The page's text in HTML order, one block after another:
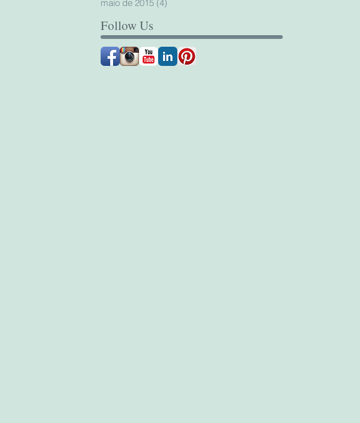
maio de 2015 (4)
Follow Us